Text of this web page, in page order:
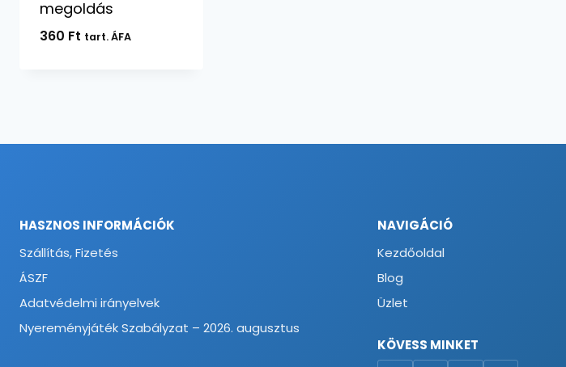
megoldás
360 Ft tart. ÁFA
HASZNOS INFORMÁCIÓK
Szállítás, Fizetés
ÁSZF
Adatvédelmi irányelvek
Nyereményjáték Szabályzat – 2026. augusztus
NAVIGÁCIÓ
Kezdőoldal
Blog
Üzlet
KÖVESS MINKET